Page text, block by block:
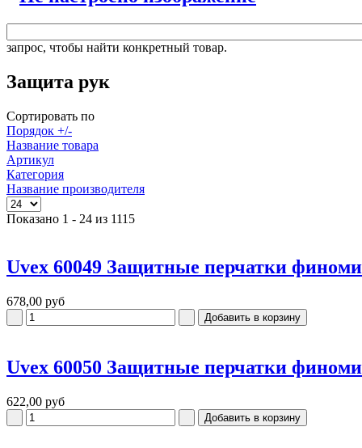
запрос, чтобы найти конкретный товар.
Защита рук
Сортировать по
Порядок +/-
Название товара
Артикул
Категория
Название производителя
Показано 1 - 24 из 1115
Uvex 60049 Защитные перчатки
678,00 руб
Uvex 60050 Защитные перчатки
622,00 руб